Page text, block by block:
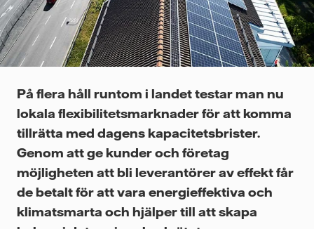
Videor
På flera håll runtom i landet testar man nu
lokala flexibilitetsmarknader för att komma
tillrätta med dagens kapacitetsbrister.
Genom att ge kunder och företag
möjligheten att bli leverantörer av effekt får
de betalt för att vara energieffektiva och
klimatsmarta och hjälper till att skapa